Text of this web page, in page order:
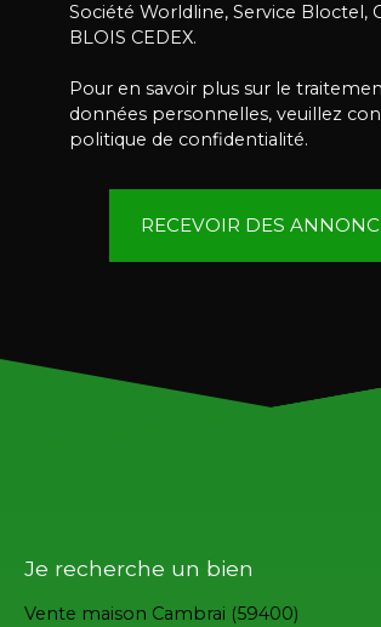
Société Worldline, Service Bloctel,
BLOIS CEDEX.
Pour en savoir plus sur le
données personnelles, veuillez
politique de confidentialité.
RECEVOIR DES
Je recherche un bien
Vente maison Cambrai (59400)